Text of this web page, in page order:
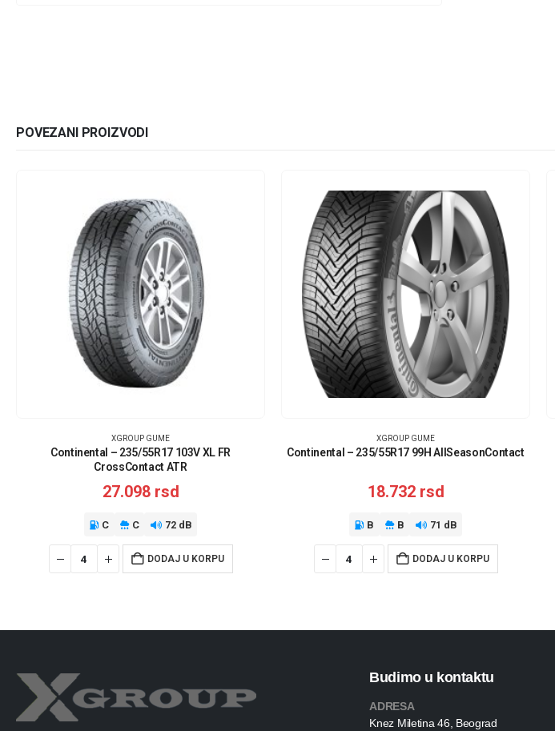
POVEZANI PROIZVODI
XGROUP GUME
Continental – 235/55R17 103V XL FR
CrossContact ATR
27.098 rsd
C C 72 dB
DODAJ U KORPU
XGROUP GUME
Continental – 235/55R17 99H AllSeasonContact
18.732 rsd
B B 71 dB
DODAJ U KORPU
Budimo u kontaktu
ADRESA
Knez Miletina 46, Beograd